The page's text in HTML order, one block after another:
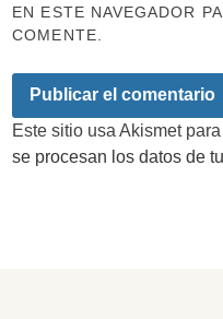
EN ESTE NAVEGADOR
COMENTE.
Este sitio usa Akismet
se procesan los datos de